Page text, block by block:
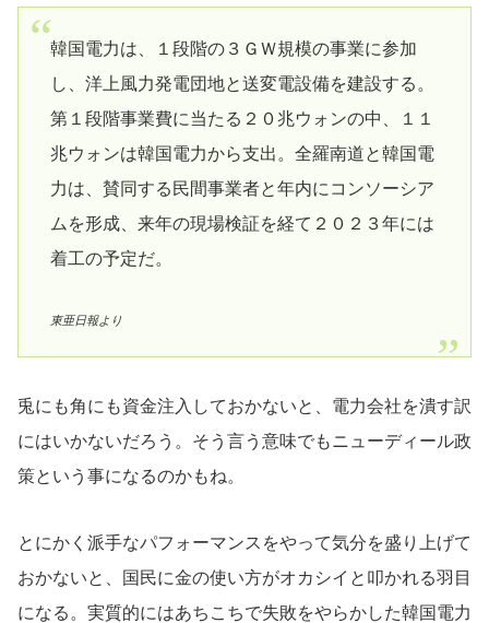
韓国電力は、１段階の３ＧＷ規模の事業に参加
し、洋上風力発電団地と送変電設備を建設する。
第１段階事業費に当たる２０兆ウォンの中、１１
兆ウォンは韓国電力から支出。全羅南道と韓国電
力は、賛同する民間事業者と年内にコンソーシア
ムを形成、来年の現場検証を経て２０２３年には
着工の予定だ。
東亜日報より
兎にも角にも資金注入しておかないと、電力会社を潰す訳
にはいかないだろう。そう言う意味でもニューディール政
策という事になるのかもね。
とにかく派手なパフォーマンスをやって気分を盛り上げて
おかないと、国民に金の使い方がオカシイと叩かれる羽目
になる。実質的にはあちこちで失敗をやらかした韓国電力